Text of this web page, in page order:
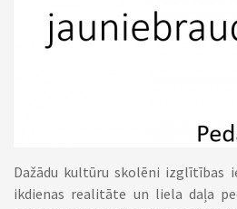
Dažādu kultūru skolēni izglītības
ikdienas realitāte un liela daļa